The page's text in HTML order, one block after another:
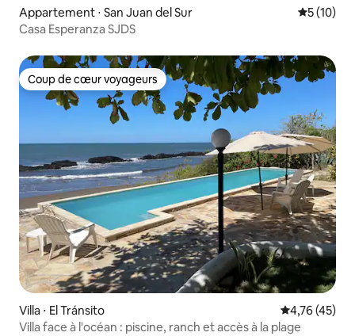
Appartement ⋅ San Juan del Sur
5 (10)
Casa Esperanza SJDS
Coup de cœur voyageurs
Coup de cœur voyageurs
Villa ⋅ El Tránsito Évaluation
4,76 (45)
Villa face à l'océan : piscine, ranch et accès à la plage